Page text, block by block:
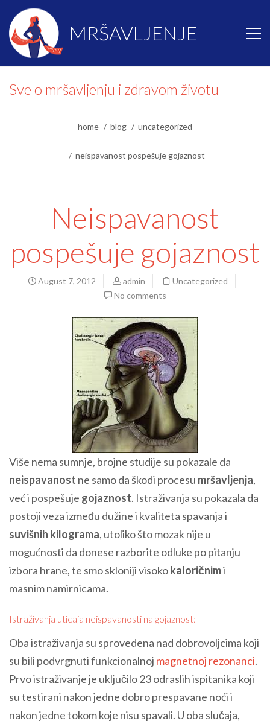
MRŠAVLJENJE
Sve o mršavljenju i zdravom životu
home blog uncategorized
neispavanost pospešuje gojaznost
Neispavanost
pospešuje gojaznost
August 7, 2012 admin
Uncategorized
No comments
Više nema sumnje, brojne studije su pokazale da
neispavanost ne samo da škodi procesu mršavljenja,
već i pospešuje gojaznost. Istraživanja su pokazala da
postoji veza između dužine i kvaliteta spavanja i
suvišnih kilograma, utoliko što mozak nije u
mogućnosti da donese razborite odluke po pitanju
izbora hrane, te smo skloniji visokokaloričnimi
masnim namirnicama.
Istraživanja uticaja neispavanosti na gojaznost:
Oba istraživanja su sprovedena nad dobrovoljcima koji
su bili podvrgnuti funkcionalnoj magnetnoj rezonanci.
Prvo istraživanje je uključilo 23 odraslih ispitanika koji
su testirani nakon jedne dobro prespavane noći i
nakon jedne tokom koje nisu spavali. U oba slučaja,